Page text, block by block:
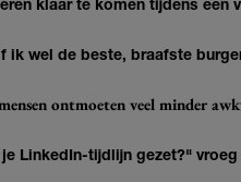
ik wel de beste, braafste
ontmoeten veel minder
LinkedIn-tijdlijn gezet?"